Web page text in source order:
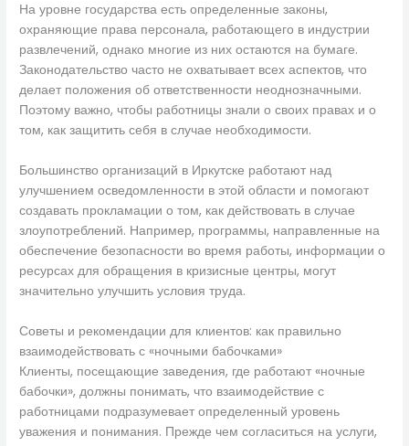
На уровне государства есть определенные законы,
охраняющие права персонала, работающего в индустрии
развлечений, однако многие из них остаются на бумаге.
Законодательство часто не охватывает всех аспектов, что
делает положения об ответственности неоднозначными.
Поэтому важно, чтобы работницы знали о своих правах и о
том, как защитить себя в случае необходимости.
Большинство организаций в Иркутске работают над
улучшением осведомленности в этой области и помогают
создавать прокламации о том, как действовать в случае
злоупотреблений. Например, программы, направленные на
обеспечение безопасности во время работы, информации о
ресурсах для обращения в кризисные центры, могут
значительно улучшить условия труда.
Советы и рекомендации для клиентов: как правильно
взаимодействовать с «ночными бабочками»
Клиенты, посещающие заведения, где работают «ночные
бабочки», должны понимать, что взаимодействие с
работницами подразумевает определенный уровень
уважения и понимания. Прежде чем согласиться на услуги,